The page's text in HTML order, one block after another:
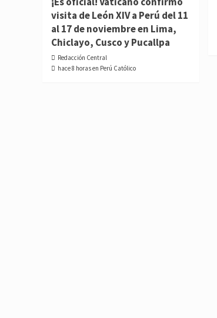
visita de León XIV a Perú del 11
al 17 de noviembre en Lima,
Chiclayo, Cusco y Pucallpa
Redacción Central
hace 8 horas en Perú Católico